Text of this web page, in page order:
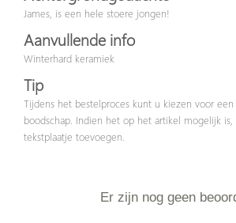
James, is een hele stoere jongen!
Aanvullende info
Winterhard keramiek
Tip
Tijdens het bestelproces kunt u kiezen voor een
boodschap. Indien het op het artikel mogelijk
tekstplaatje toevoegen.
Er zijn nog geen